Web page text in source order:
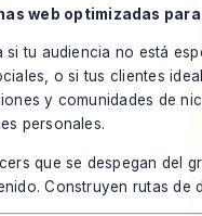
web optimizadas
si tu audiencia no está
o si tus clientes
y comunidades de
personales.
que se despegan del
Construyen rutas de